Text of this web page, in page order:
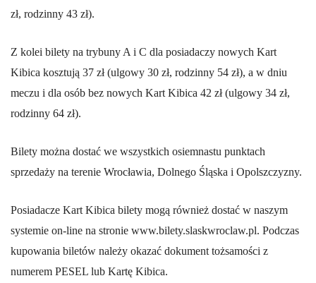
zł, rodzinny 43 zł).
Z kolei bilety na trybuny A i C dla posiadaczy nowych Kart
Kibica kosztują 37 zł (ulgowy 30 zł, rodzinny 54 zł), a w dniu
meczu i dla osób bez nowych Kart Kibica 42 zł (ulgowy 34 zł,
rodzinny 64 zł).
Bilety można dostać we wszystkich osiemnastu punktach
sprzedaży na terenie Wrocławia, Dolnego Śląska i Opolszczyzny.
Posiadacze Kart Kibica bilety mogą również dostać w naszym
systemie on-line na stronie www.bilety.slaskwroclaw.pl. Podczas
kupowania biletów należy okazać dokument tożsamości z
numerem PESEL lub Kartę Kibica.